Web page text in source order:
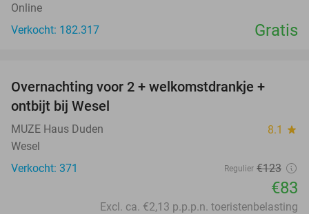
Online
Verkocht: 182.317
Gratis
Overnachting voor 2 + welkomstdrankje +
ontbijt bij Wesel
MUZE Haus Duden 8.1 star
Wesel
Verkocht: 371
Regulier €123
€83
Excl. ca. €2,13 p.p.p.n. toeristenbelasting